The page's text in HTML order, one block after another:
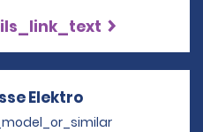
Elektro